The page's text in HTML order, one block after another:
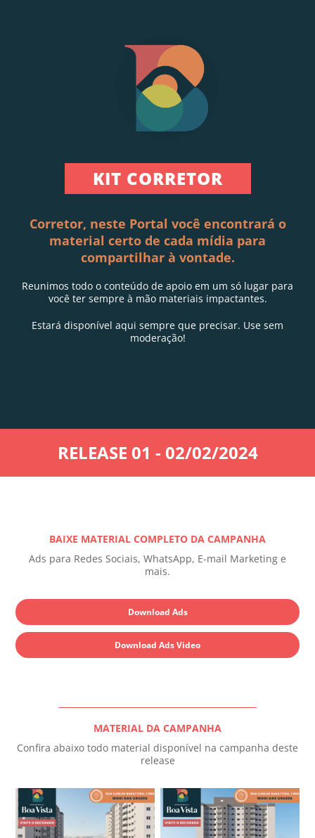
KIT CORRETOR
Corretor, neste Portal você encontrará o
material certo de cada mídia para
compartilhar à vontade.
Reunimos todo o conteúdo de apoio em um só lugar para
você ter sempre à mão materiais impactantes.
Estará disponível aqui sempre que precisar. Use sem
moderação!
RELEASE 01 - 02/02/2024
BAIXE MATERIAL COMPLETO DA CAMPANHA
Ads para Redes Sociais, WhatsApp, E-mail Marketing e
mais.
Download Ads
Download Ads Video
MATERIAL DA CAMPANHA
Confira abaixo todo material disponível na campanha deste
release